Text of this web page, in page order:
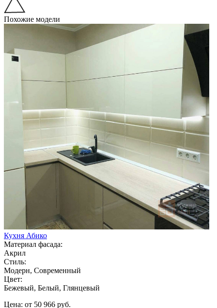
Похожие модели
Кухня Абико
Материал фасада:
Акрил
Стиль:
Модерн, Современный
Цвет:
Бежевый, Белый, Глянцевый
Цена: от 50 966 руб.